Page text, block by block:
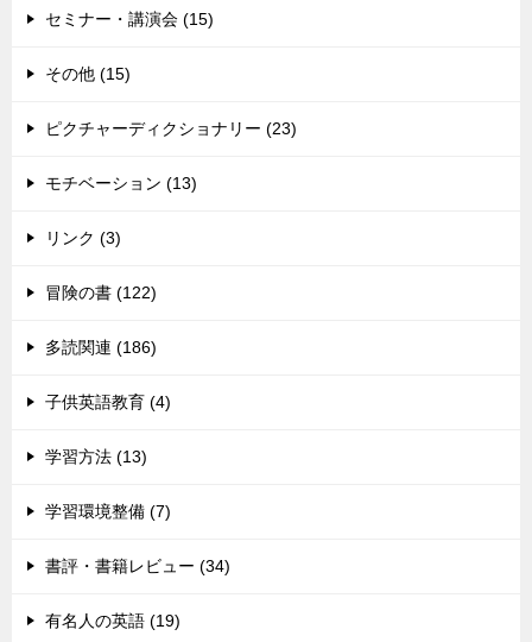
セミナー・講演会 (15)
その他 (15)
ピクチャーディクショナリー (23)
モチベーション (13)
リンク (3)
冒険の書 (122)
多読関連 (186)
子供英語教育 (4)
学習方法 (13)
学習環境整備 (7)
書評・書籍レビュー (34)
有名人の英語 (19)